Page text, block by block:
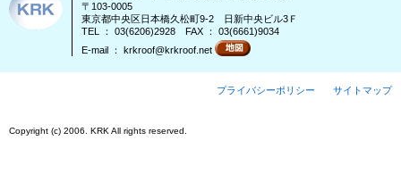
〒103-0005
東京都中央区日本橋久松町9-2 日新中央ビル3Ｆ
TEL ： 03(6206)2928 FAX ： 03(6661)9034
E-mail ： krkroof@krkroof.net
プライバシーポリシー サイトマップ
Copyright (c) 2006. KRK All rights reserved.